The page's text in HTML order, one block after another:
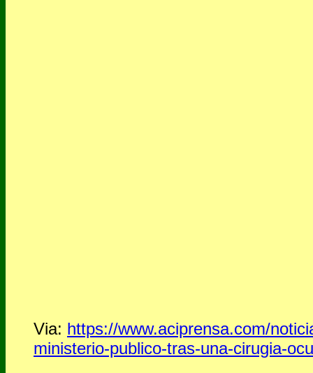
Via: https://www.aciprensa.com/
ministerio-publico-tras-una-cirugia-